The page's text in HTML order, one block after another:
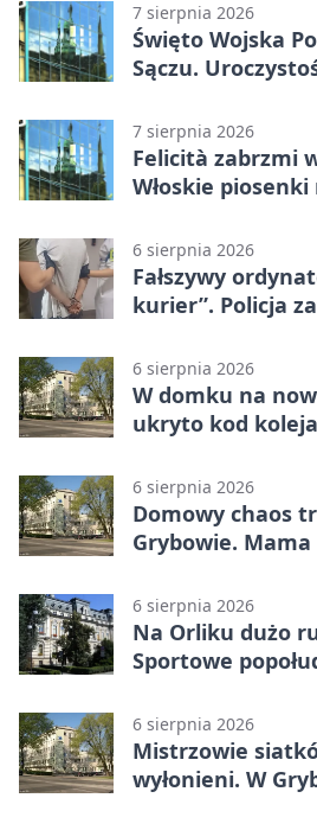
7 sierpnia 2026
Święto Wojska
Sączu.
7 sierpnia 2026
Felicità zabrzmi
Włoskie
6 sierpnia 2026
Fałszywy
kurier”. Policja
6 sierpnia 2026
W domku na
ukryto kod
6 sierpnia 2026
Domowy chaos
Grybowie.
6 sierpnia 2026
Na Orliku dużo
Sportowe
6 sierpnia 2026
Mistrzowie
wyłonieni. W